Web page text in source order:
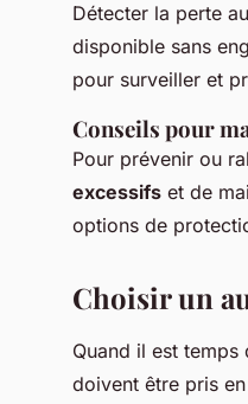
Détecter la perte
disponible sans
pour surveiller et
Conseils pour
Pour prévenir ou
excessifs et de
options de
Choisir un
Quand il est temps
doivent être pris